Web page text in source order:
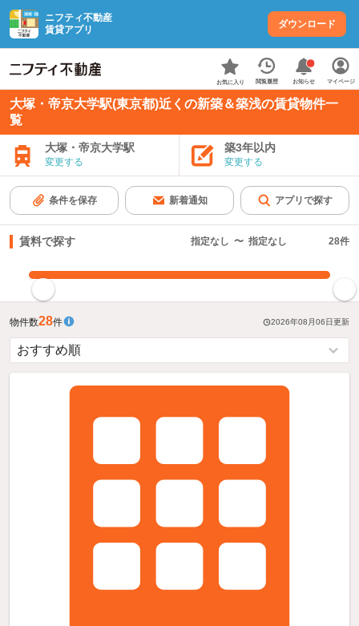
ニフティ不動産
賃貸アプリ
ダウンロード
お気に入り 閲覧履歴 お知らせ マイページ
大塚・帝京大学駅(東京都)近くの新築＆築浅の賃貸物件一
覧
大塚・帝京大学駅
変更する
築3年以内
変更する
条件を保存 新着通知 アプリで探す
賃料で探す 指定なし 〜 指定なし 28件
物件数28件 2026年08月06日更新